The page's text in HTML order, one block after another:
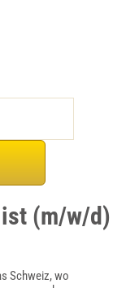
(m/w/d)
Schweiz, wo